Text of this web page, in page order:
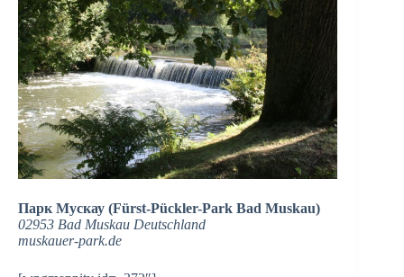
Парк Мускау (Fürst-Pückler-Park Bad Muskau)
02953 Bad Muskau Deutschland
muskauer-park.de‎